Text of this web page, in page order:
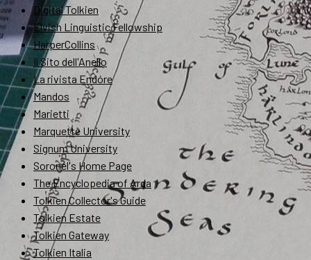
Digital Tolkien
Elvish Linguistic Fellowship
HarperCollins
Il Sito dell'Anello
La rivista Endóre
Mandos
Marietti
Marquette University
Signum University
Soronel's Home Page
The Encyclopedia of Arda
Tolkien Collector's Guide
Tolkien Estate
Tolkien Gateway
Tolkien Italia